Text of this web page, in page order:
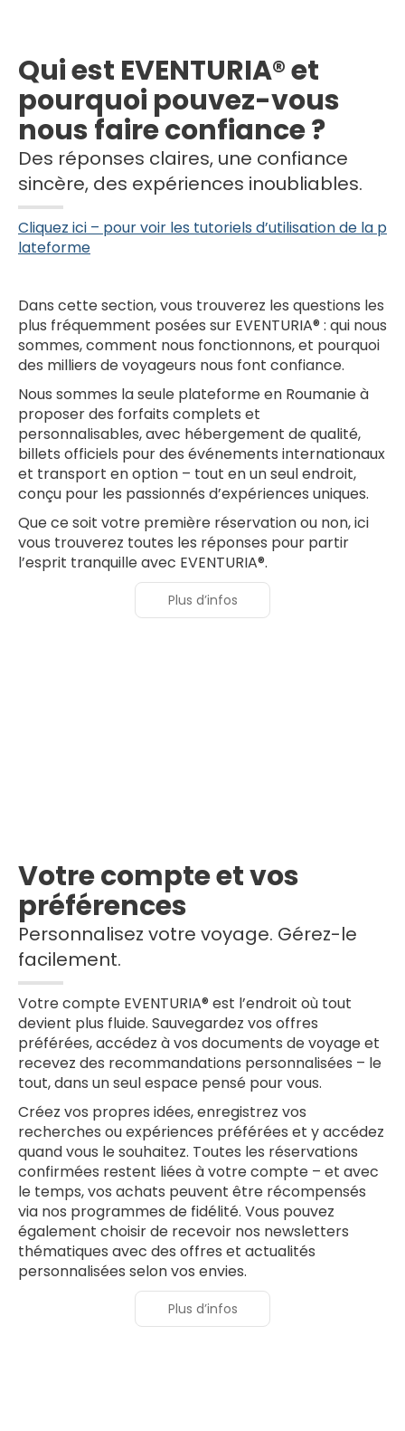
Qui est EVENTURIA® et
pourquoi pouvez-vous
nous faire confiance ?
Des réponses claires, une confiance
sincère, des expériences inoubliables.
Cliquez ici – pour voir les tutoriels d’utilisation de la p
lateforme
Dans cette section, vous trouverez les questions les
plus fréquemment posées sur EVENTURIA® : qui nous
sommes, comment nous fonctionnons, et pourquoi
des milliers de voyageurs nous font confiance.
Nous sommes la seule plateforme en Roumanie à
proposer des forfaits complets et
personnalisables, avec hébergement de qualité,
billets officiels pour des événements internationaux
et transport en option – tout en un seul endroit,
conçu pour les passionnés d’expériences uniques.
Que ce soit votre première réservation ou non, ici
vous trouverez toutes les réponses pour partir
l’esprit tranquille avec EVENTURIA®.
Plus d’infos
Votre compte et vos
préférences
Personnalisez votre voyage. Gérez-le
facilement.
Votre compte EVENTURIA® est l’endroit où tout
devient plus fluide. Sauvegardez vos offres
préférées, accédez à vos documents de voyage et
recevez des recommandations personnalisées – le
tout, dans un seul espace pensé pour vous.
Créez vos propres idées, enregistrez vos
recherches ou expériences préférées et y accédez
quand vous le souhaitez. Toutes les réservations
confirmées restent liées à votre compte – et avec
le temps, vos achats peuvent être récompensés
via nos programmes de fidélité. Vous pouvez
également choisir de recevoir nos newsletters
thématiques avec des offres et actualités
personnalisées selon vos envies.
Plus d’infos